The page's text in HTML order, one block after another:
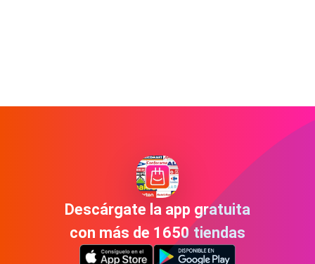
Descárgate la app gratuita
con más de 1650 tiendas